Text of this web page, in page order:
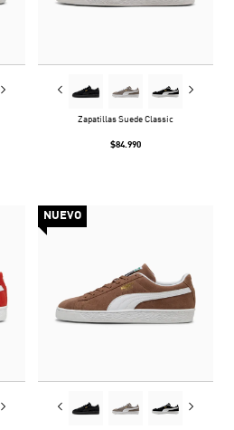
Zapatillas Suede Classic
$84.990
NUEVO